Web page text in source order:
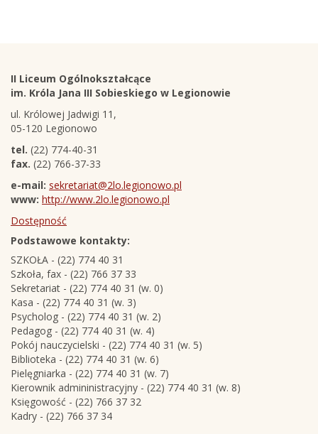
Adres
szkoły
II Liceum Ogólnokształcące
im. Króla Jana III Sobieskiego w Legionowie
ul. Królowej Jadwigi 11,
05-120 Legionowo
tel. (22) 774-40-31
fax. (22) 766-37-33
e-mail: sekretariat@2lo.legionowo.pl
www: http://www.2lo.legionowo.pl
Dostępność
Podstawowe kontakty:
SZKOŁA - (22) 774 40 31
Szkoła, fax - (22) 766 37 33
Sekretariat - (22) 774 40 31 (w. 0)
Kasa - (22) 774 40 31 (w. 3)
Psycholog - (22) 774 40 31 (w. 2)
Pedagog - (22) 774 40 31 (w. 4)
Pokój nauczycielski - (22) 774 40 31 (w. 5)
Biblioteka - (22) 774 40 31 (w. 6)
Pielęgniarka - (22) 774 40 31 (w. 7)
Kierownik admininistracyjny - (22) 774 40 31 (w. 8)
Księgowość - (22) 766 37 32
Kadry - (22) 766 37 34